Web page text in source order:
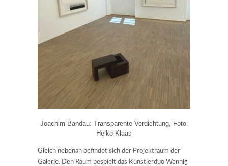
Joachim Bandau: Transparente Verdichtung, Foto:
Heiko Klaas
Gleich nebenan befindet sich der Projektraum der
Galerie. Den Raum bespielt das Künstlerduo Wennig